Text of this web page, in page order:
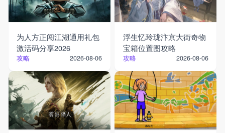
为人方正闯江湖通用礼包
激活码分享2026
攻略 2026-08-06
浮生忆玲珑汴京大街奇物
宝箱位置图攻略
攻略 2026-08-06